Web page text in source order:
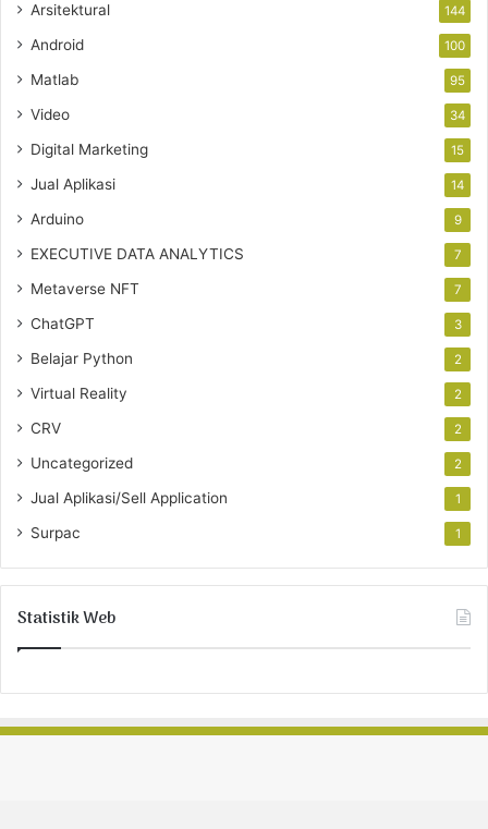
Arsitektural 144
Android 100
Matlab 95
Video 34
Digital Marketing 15
Jual Aplikasi 14
Arduino 9
EXECUTIVE DATA ANALYTICS 7
Metaverse NFT 7
ChatGPT 3
Belajar Python 2
Virtual Reality 2
CRV 2
Uncategorized 2
Jual Aplikasi/Sell Application 1
Surpac 1
Statistik Web